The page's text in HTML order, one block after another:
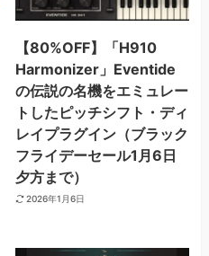
【80%OFF】「H910
Harmonizer」Eventide
の伝説の名機をエミュレー
トしたピッチシフト・ディ
レイプラグイン（ブラック
フライデーセール1月6日
夕方まで）
2026年1月6日